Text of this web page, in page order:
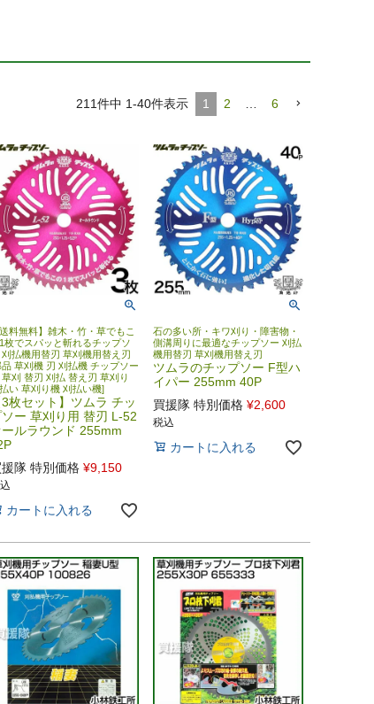
211件中 1-40件表示 1 2 6
送料無料】雑木・竹・草でもこ
枚でスパッと斬れるチップソ
刈払機用替刃 草刈機用替え刃
品 草刈機 刃 刈払機 チップソー
草刈 替刃 刈払 替え刃 草刈り
い 草刈り機 刈払い機]
3枚セット】ツムラ チッ
ソー 草刈り用 替刃 L-52
ールラウンド 255mm
援隊 特別価格 ¥9,150
カートに入れる
石の多い所・キワ刈り・障害物・
側溝周りに最適なチップソー 刈払
機用替刃 草刈機用替え刃
ツムラのチップソー F型ハ
イパー 255mm 40P
買援隊 特別価格 ¥2,600
税込
カートに入れる